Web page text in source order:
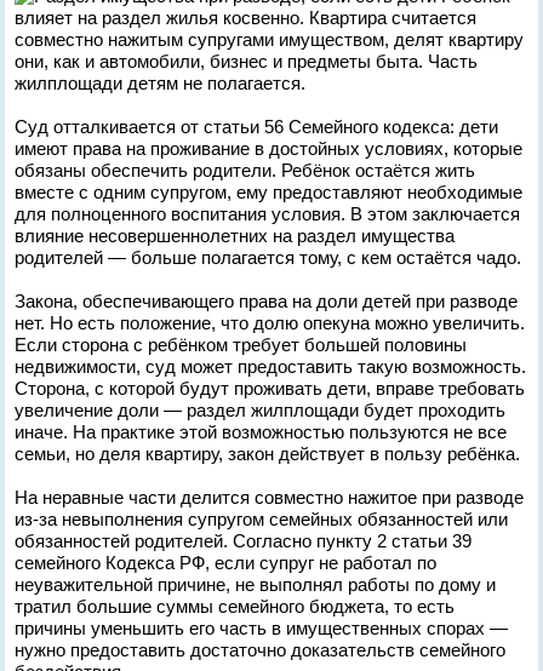
влияет на раздел жилья косвенно. Квартира считается
совместно нажитым супругами имуществом, делят квартиру
они, как и автомобили, бизнес и предметы быта. Часть
жилплощади детям не полагается.
Суд отталкивается от статьи 56 Семейного кодекса: дети
имеют права на проживание в достойных условиях, которые
обязаны обеспечить родители. Ребёнок остаётся жить
вместе с одним супругом, ему предоставляют необходимые
для полноценного воспитания условия. В этом заключается
влияние несовершеннолетних на раздел имущества
родителей — больше полагается тому, с кем остаётся чадо.
Закона, обеспечивающего права на доли детей при разводе
нет. Но есть положение, что долю опекуна можно увеличить.
Если сторона с ребёнком требует большей половины
недвижимости, суд может предоставить такую возможность.
Сторона, с которой будут проживать дети, вправе требовать
увеличение доли — раздел жилплощади будет проходить
иначе. На практике этой возможностью пользуются не все
семьи, но деля квартиру, закон действует в пользу ребёнка.
На неравные части делится совместно нажитое при разводе
из-за невыполнения супругом семейных обязанностей или
обязанностей родителей. Согласно пункту 2 статьи 39
семейного Кодекса РФ, если супруг не работал по
неуважительной причине, не выполнял работы по дому и
тратил большие суммы семейного бюджета, то есть
причины уменьшить его часть в имущественных спорах —
нужно предоставить достаточно доказательств семейного